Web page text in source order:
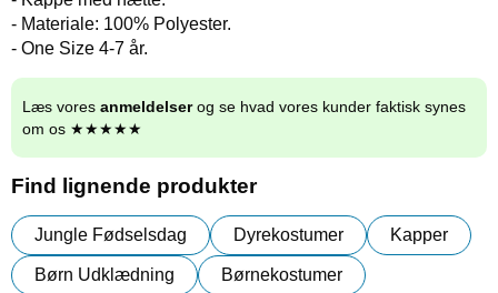
- Materiale: 100% Polyester.
- One Size 4-7 år.
Læs vores anmeldelserog se hvad vores kunder faktisk synes
om os ★★★★★
Find lignende produkter
Jungle Fødselsdag Dyrekostumer Kapper
Børn Udklædning Børnekostumer